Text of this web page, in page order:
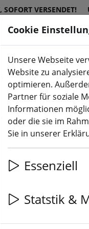
VERSENDET!
Equipmen
t
Videosender
Cookie
Unsere Webseite
Website zu
optimieren.
Partner für soziale
Informationen
oder die sie im
Sie in unserer
Essenziell
Statstik &